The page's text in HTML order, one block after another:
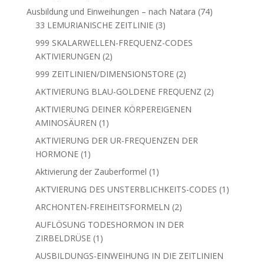
Produkte
Ausbildung und Einweihungen – nach Natara 7474
33 LEMURIANISCHE ZEITLINIE 33
Produkte
999 SKALARWELLEN-FREQUENZ-CODES
AKTIVIERUNGEN 22
Produkte
999 ZEITLINIEN/DIMENSIONSTORE 22
Produkte
AKTIVIERUNG BLAU-GOLDENE FREQUENZ 22
AKTIVIERUNG DEINER KÖRPEREIGENEN
AMINOSÄUREN 1 1
Produkt
AKTIVIERUNG DER UR-FREQUENZEN DER
HORMONE 1 1
Produkt
Aktivierung der Zauberformel 1 1
Produkt
AKTVIERUNG DES UNSTERBLICHKEITS-CODES 1 1
ARCHONTEN-FREIHEITSFORMELN 22
Produkte
AUFLÖSUNG TODESHORMON IN DER
ZIRBELDRÜSE 1 1
Produkt
AUSBILDUNGS-EINWEIHUNG IN DIE ZEITLINIEN